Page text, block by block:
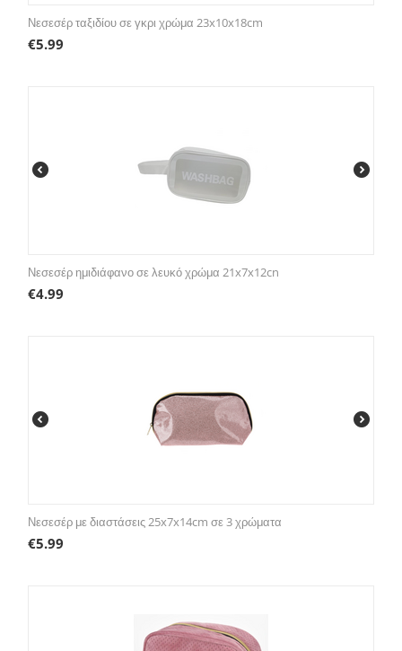
Νεσεσέρ ταξιδίου σε γκρι χρώμα 23x10x18cm
€5.99
Νεσεσέρ ημιδιάφανο σε λευκό χρώμα 21x7x12cn
€4.99
Νεσεσέρ με διαστάσεις 25x7x14cm σε 3 χρώματα
€5.99